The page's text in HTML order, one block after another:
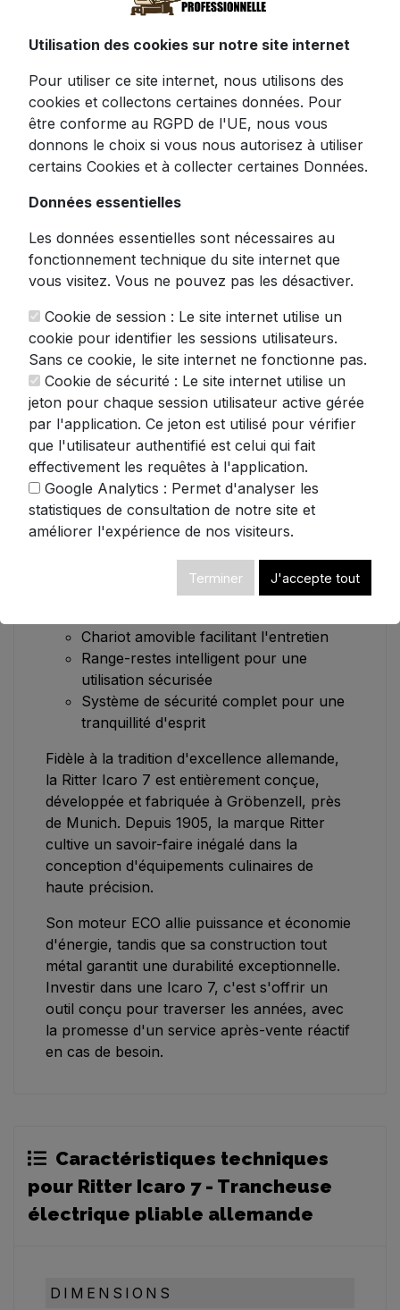
Entrez dans l'univers de la précision culinaire
allemande avec laRitter Icaro 7, une
trancheuse électrique universelle qui
révolutionnera votre approche de la
entièrement métallique, cet appareil conjugue
robustesse et praticité grâce à son ingénieux
système pliable.
Cettetrancheuse proimpressionne par sa
polyvalence exceptionnelle. Sa lame dentelée
de qualité professionnelle tranche avec une
précision chirurgicale tous types d'aliments :
du pain croustillant aux légumes les plus
délicats, en passant par les viandes et
fromages. Réglez l'épaisseur de coupe selon
vos envies, de la plus fine des tranches
jusqu'à 14 mm.
L'Icaro 7 se distingue par son design
compact et bien pensé :
cm une fois rangée
Plateau ramasse-miettes intégré pour
Chariot amovible facilitant l'entretien
Range-restes intelligent pour une
utilisation sécurisée
Système de sécurité complet pour une
tranquillité d'esprit
Fidèle à la tradition d'excellence allemande,
la Ritter Icaro 7 est entièrement conçue,
développée et fabriquée à Gröbenzell, près
de Munich. Depuis 1905, la marque Ritter
cultive un savoir-faire inégalé dans la
conception d'équipements culinaires de
haute précision.
Son moteur ECO allie puissance et économie
d'énergie, tandis que sa construction tout
métal garantit une durabilité exceptionnelle.
Investir dans une Icaro 7, c'est s'offrir un
outil conçu pour traverser les années, avec
la promesse d'un service après-vente réactif
en cas de besoin.
Caractéristiques techniques
pour Ritter Icaro 7 - Trancheuse
électrique pliable allemande
DIMENSIONS
Utilisation des cookies sur notre site internet
Pour utiliser ce site internet, nous utilisons des
cookies et collectons certaines données. Pour
être conforme au RGPD de l'UE, nous vous
donnons le choix si vous nous autorisez à utiliser
certains Cookies et à collecter certaines Données.
Données essentielles
Les données essentielles sont nécessaires au
fonctionnement technique du site internet que
vous visitez. Vous ne pouvez pas les désactiver.
Cookie de session : Le site internet utilise un
cookie pour identifier les sessions utilisateurs.
Sans ce cookie, le site internet ne fonctionne pas.
Cookie de sécurité : Le site internet utilise un
jeton pour chaque session utilisateur active gérée
par l'application. Ce jeton est utilisé pour vérifier
que l'utilisateur authentifié est celui qui fait
effectivement les requêtes à l'application.
Google Analytics : Permet d'analyser les
statistiques de consultation de notre site et
améliorer l'expérience de nos visiteurs.
Terminer J'accepte tout